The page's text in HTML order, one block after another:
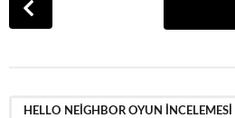
o
HELLO NEIGHBOR OYUN İNCELEMESI